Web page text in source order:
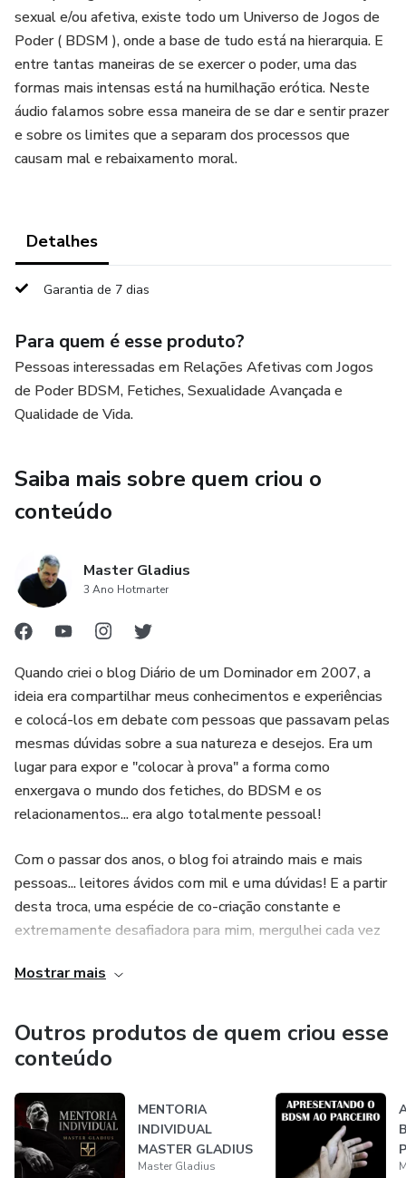
sexual e/ou afetiva, existe todo um Universo de Jogos de
Poder ( BDSM ), onde a base de tudo está na hierarquia. E
entre tantas maneiras de se exercer o poder, uma das
formas mais intensas está na humilhação erótica. Neste
áudio falamos sobre essa maneira de se dar e sentir prazer
e sobre os limites que a separam dos processos que
causam mal e rebaixamento moral.
Detalhes
Garantia de 7 dias
Para quem é esse produto?
Pessoas interessadas em Relações Afetivas com Jogos
de Poder BDSM, Fetiches, Sexualidade Avançada e
Qualidade de Vida.
Saiba mais sobre quem criou o
conteúdo
Master Gladius
3 Ano Hotmarter
Quando criei o blog Diário de um Dominador em 2007, a
ideia era compartilhar meus conhecimentos e experiências
e colocá-los em debate com pessoas que passavam pelas
mesmas dúvidas sobre a sua natureza e desejos. Era um
lugar para expor e "colocar à prova" a forma como
enxergava o mundo dos fetiches, do BDSM e os
relacionamentos... era algo totalmente pessoal!
Com o passar dos anos, o blog foi atraindo mais e mais
pessoas... leitores ávidos com mil e uma dúvidas! E a partir
desta troca, uma espécie de co-criação constante e
extremamente desafiadora para mim, mergulhei cada vez
inúmeras mudanças de pensamento e comportamento.
O resultado de todo esse processo é que me tornei uma
pessoa mais flexível, na medida em que, tinha que me
colocar no lugar do outro para entender suas dúvidas e
anseios. Um presente… que agradeço a todos que me
acompanharam ao longo da última década!
Por fim, aquilo que havia começado apenas como uma
Mostrar mais
Outros produtos de quem criou esse
conteúdo
MENTORIA
INDIVIDUAL
MASTER GLADIUS
- - PACOTE DE 4
Master Gladius